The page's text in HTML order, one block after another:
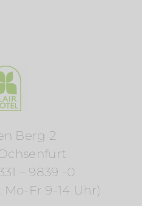
Berg 2
– 9839 -0
Fr 9-14 Uhr)